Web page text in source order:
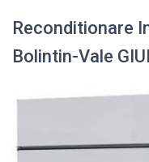
Reconditionare
Bolintin-Vale